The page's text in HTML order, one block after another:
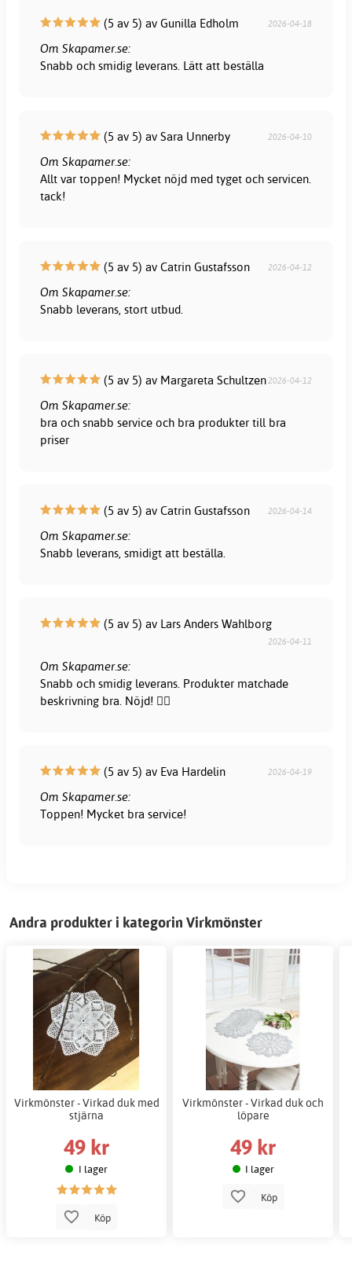
(5 av 5) av Gunilla Edholm 2026-04-18
Om Skapamer.se:
Snabb och smidig leverans. Lätt att beställa
(5 av 5) av Sara Unnerby 2026-04-10
Om Skapamer.se:
Allt var toppen! Mycket nöjd med tyget och servicen.
tack!
(5 av 5) av Catrin Gustafsson 2026-04-12
Om Skapamer.se:
Snabb leverans, stort utbud.
(5 av 5) av Margareta Schultzen2026-04-12
Om Skapamer.se:
bra och snabb service och bra produkter till bra
priser
(5 av 5) av Catrin Gustafsson 2026-04-14
Om Skapamer.se:
Snabb leverans, smidigt att beställa.
(5 av 5) av Lars Anders Wahlborg
2026-04-11
Om Skapamer.se:
Snabb och smidig leverans. Produkter matchade
beskrivning bra. Nöjd! 👍🏻
(5 av 5) av Eva Hardelin 2026-04-19
Om Skapamer.se:
Toppen! Mycket bra service!
Andra produkter i kategorin Virkmönster
Virkmönster - Virkad duk med
stjärna
49 kr
I lager
Köp
Virkmönster - Virkad duk och
löpare
49 kr
I lager
Köp